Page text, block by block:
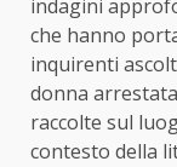
indagini
che hanno
inquirenti
donna
raccolte sul
contesto della